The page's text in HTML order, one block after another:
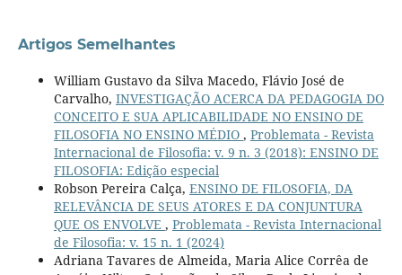
Artigos Semelhantes
William Gustavo da Silva Macedo, Flávio José de
Carvalho, INVESTIGAÇÃO ACERCA DA PEDAGOGIA DO
CONCEITO E SUA APLICABILIDADE NO ENSINO DE
FILOSOFIA NO ENSINO MÉDIO , Problemata - Revista
Internacional de Filosofia: v. 9 n. 3 (2018): ENSINO DE
FILOSOFIA: Edição especial
Robson Pereira Calça, ENSINO DE FILOSOFIA, DA
RELEVÂNCIA DE SEUS ATORES E DA CONJUNTURA
QUE OS ENVOLVE , Problemata - Revista Internacional
de Filosofia: v. 15 n. 1 (2024)
Adriana Tavares de Almeida, Maria Alice Corrêa de